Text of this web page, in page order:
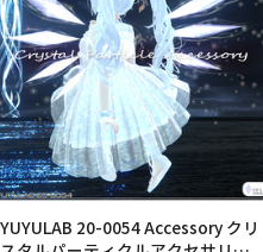
YUYULAB 20-0054 Accessory クリ